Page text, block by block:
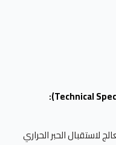
معالج لاستقبال الحبر الحراري